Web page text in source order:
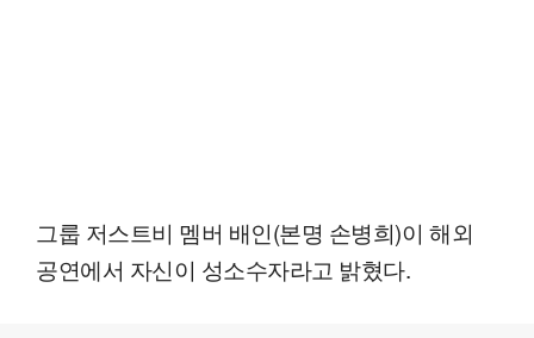
그룹 저스트비 멤버 배인(본명 손병희)이 해외
공연에서 자신이 성소수자라고 밝혔다.